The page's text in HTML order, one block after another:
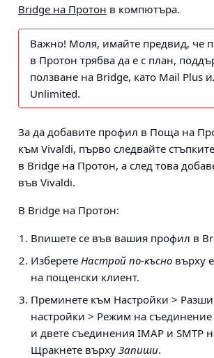
Bridge на Протон в компютъра.
Важно! Моля, имайте предвид, че
в Протон трябва да е с план,
ползване на Bridge, като Mail Plus
Unlimited.
За да добавите профил в Поща на
към Vivaldi, първо следвайте
в Bridge на Протон, а след това
във Vivaldi.
В Bridge на Протон:
Впишете се във вашия профил в
Изберете Настрой по-късно върху
на пощенски клиент.
Преминете към Настройки >
настройки > Режим на съединение
и двете съединения IMAP и SMTP
Щракнете върху Запиши.